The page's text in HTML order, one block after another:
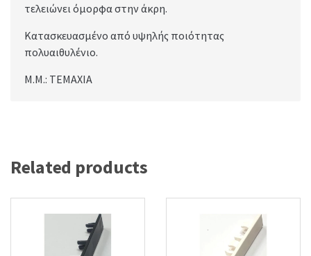
τελειώνει όμορφα στην άκρη.
Κατασκευασμένο από υψηλής ποιότητας
πολυαιθυλένιο.
Μ.Μ.: ΤΕΜΑΧΙΑ
Related products